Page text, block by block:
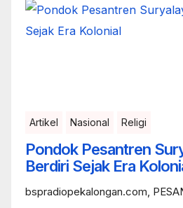
Artikel Nasional Religi
Pondok Pesantren
Berdiri Sejak Era
bspradiopekalongan.com,